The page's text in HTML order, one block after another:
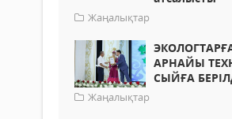
Жаңалықтар
АРНАЙЫ
СЫЙҒА
Жаңалықтар